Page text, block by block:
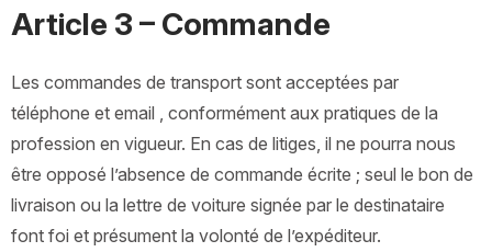
Article 3 – Commande
Les commandes de transport sont acceptées par
téléphone et email , conformément aux pratiques de la
profession en vigueur. En cas de litiges, il ne pourra nous
être opposé l’absence de commande écrite ; seul le bon de
livraison ou la lettre de voiture signée par le destinataire
font foi et présument la volonté de l’expéditeur.